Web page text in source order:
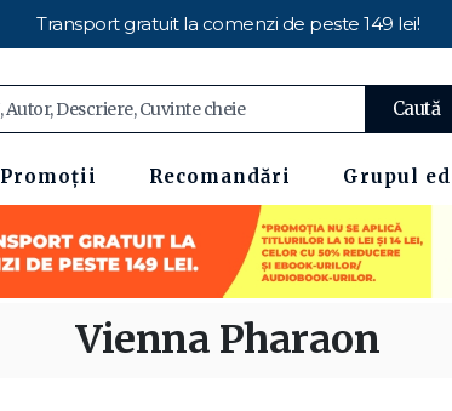
Transport gratuit la comenzi de peste 149 lei!
Caută
Promoții Recomandări Grupul
Vienna Pharaon